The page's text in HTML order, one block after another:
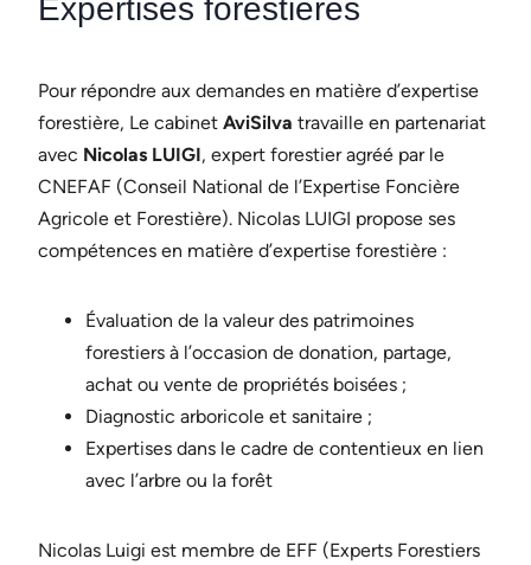
Expertises forestières
Pour répondre aux demandes en matière d’expertise
forestière, Le cabinet AviSilva travaille en partenariat
avec Nicolas LUIGI, expert forestier agréé par le
CNEFAF (Conseil National de l’Expertise Foncière
Agricole et Forestière). Nicolas LUIGI propose ses
compétences en matière d’expertise forestière :
Évaluation de la valeur des patrimoines
forestiers à l’occasion de donation, partage,
achat ou vente de propriétés boisées ;
Diagnostic arboricole et sanitaire ;
Expertises dans le cadre de contentieux en lien
avec l’arbre ou la forêt
Nicolas Luigi est membre de EFF (Experts Forestiers